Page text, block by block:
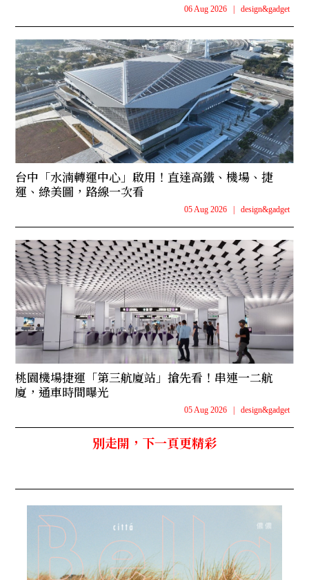
06 Aug 2026 | design&gadget
台中「水湳轉運中心」啟用！直達高鐵、機場、捷
運、綠美圖，路線一次看
05 Aug 2026 | design&gadget
桃園機場捷運「第三航廈站」搶先看！串連一二航
廈，通車時間曝光
05 Aug 2026 | design&gadget
別走開，下一頁更精彩